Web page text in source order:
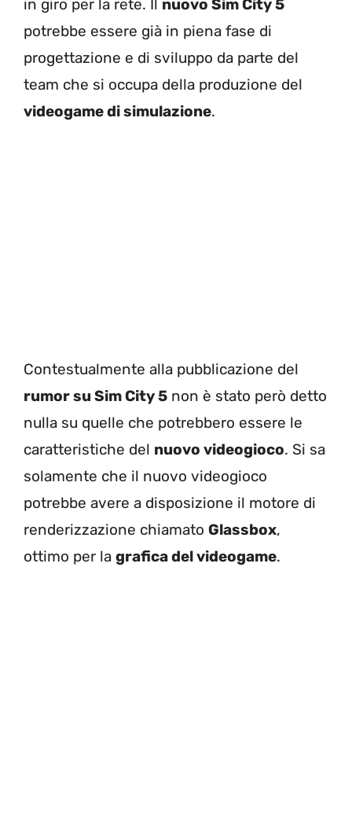
in giro per la rete. Il nuovo Sim City 5
potrebbe essere già in piena fase di
progettazione e di sviluppo da parte del
team che si occupa della produzione del
videogame di simulazione.
Contestualmente alla pubblicazione del
rumor su Sim City 5 non è stato però detto
nulla su quelle che potrebbero essere le
caratteristiche del nuovo videogioco. Si sa
solamente che il nuovo videogioco
potrebbe avere a disposizione il motore di
renderizzazione chiamato Glassbox,
ottimo per la grafica del videogame.